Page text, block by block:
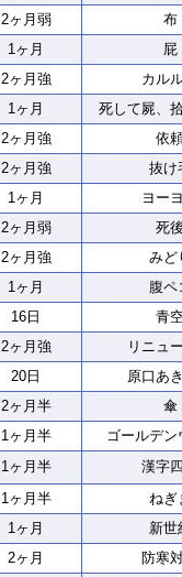
2ヶ月弱 布
1ヶ月 屁
2ヶ月強 カル
1ヶ月 死して屍、
2ヶ月強 依
2ヶ月強 抜け
1ヶ月 ヨー
2ヶ月弱 死
2ヶ月強 みど
1ヶ月 腹ペ
16日 青
2ヶ月強 リニュ
20日 原口あ
2ヶ月半 傘
1ヶ月半 ゴールデン
1ヶ月半 漢字
1ヶ月半 ねぎ
1ヶ月 新世
2ヶ月 防寒